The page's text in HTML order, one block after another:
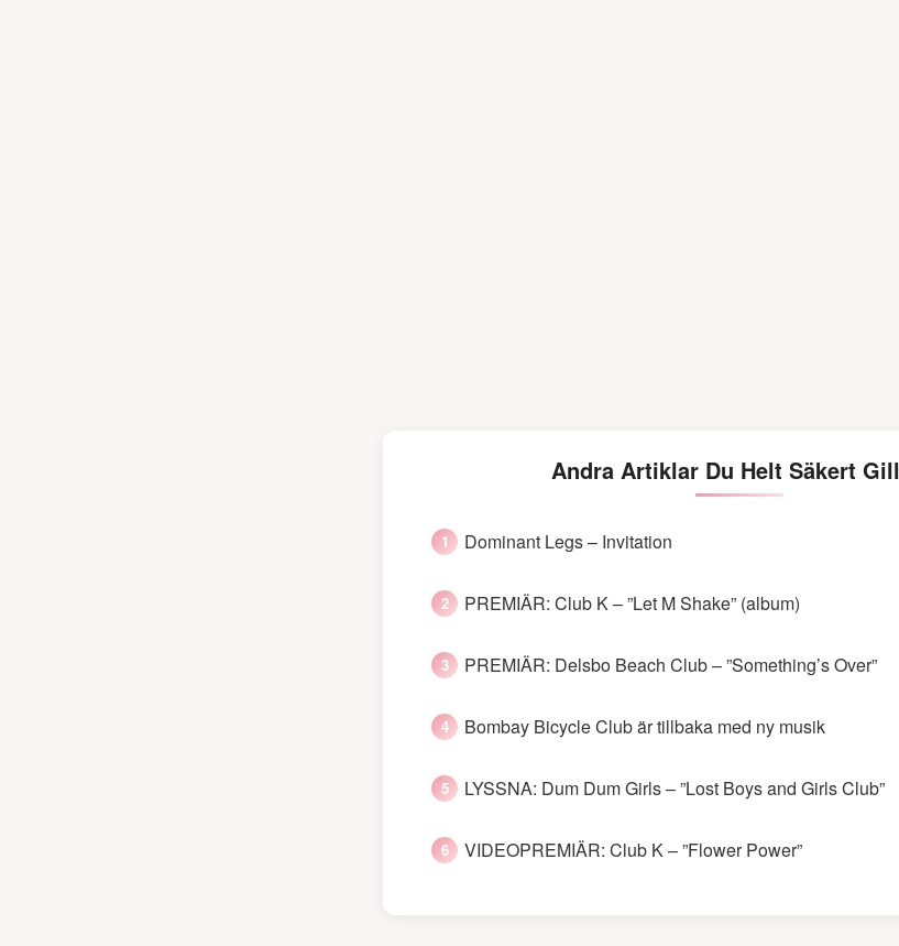
Andra Artiklar Du Helt Säkert
Dominant Legs – Invitation
PREMIÄR: Club K – ”Let M Shake” (album)
PREMIÄR: Delsbo Beach Club – ”Something’s Over”
Bombay Bicycle Club är tillbaka med ny musik
LYSSNA: Dum Dum Girls – ”Lost Boys and Girls Club”
VIDEOPREMIÄR: Club K – ”Flower Power”